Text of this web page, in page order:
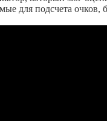
для подсчета